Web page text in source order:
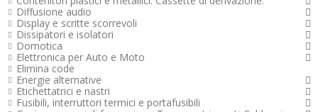
Diffusione audio
Display e scritte scorrevoli
Dissipatori e isolatori
Domotica
Elettronica per Auto e Moto
Elimina code
Energie alternative
Etichettatrici e nastri
Fusibili, interruttori termici e portafusibili